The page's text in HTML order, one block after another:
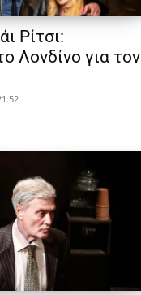
Ρίτσι:
Λονδίνο για τον